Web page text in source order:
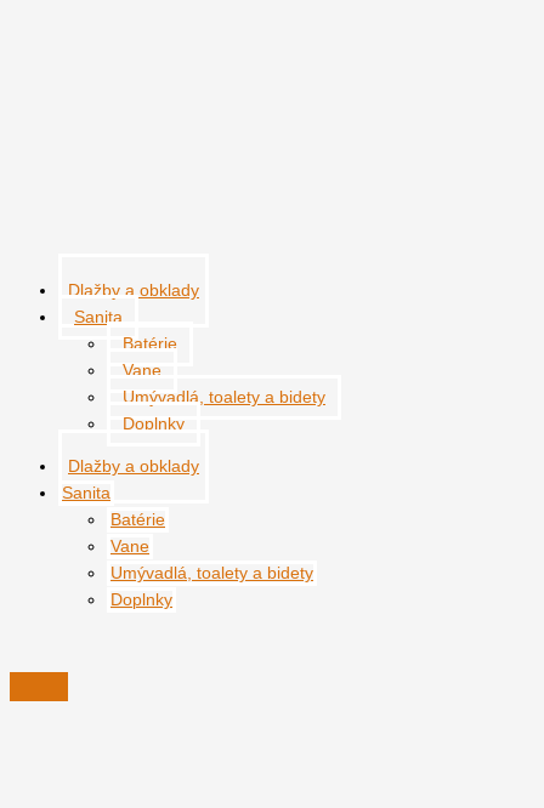
Dlažby a obklady
Sanita
Batérie
Vane
Umývadlá, toalety a bidety
Doplnky
Dlažby a obklady
Sanita
Batérie
Vane
Umývadlá, toalety a bidety
Doplnky